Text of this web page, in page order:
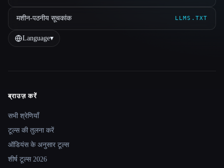
मशीन-पठनीय सूचकांक LLMS.TXT
Language▾
Site navigation
ब्राउज़ करें
सभी श्रेणियाँ
टूल्स की तुलना करें
ऑडियंस के अनुसार टूल्स
शीर्ष टूल्स 2026